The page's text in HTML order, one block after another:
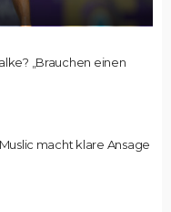
„Brauchen einen
macht klare Ansage